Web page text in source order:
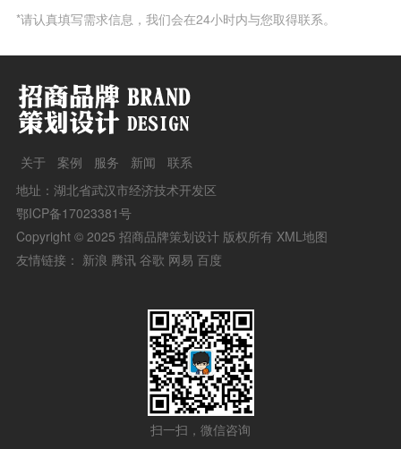
*请认真填写需求信息，我们会在24小时内与您取得联系。
关于 案例 服务 新闻
联系
地址：湖北省武汉市经济技术开发区
鄂ICP备17023381号
Copyright © 2025 招商品牌策划设计 版权所有 XML地图
友情链接： 新浪 腾讯 谷歌 网易 百度
扫一扫，微信咨询